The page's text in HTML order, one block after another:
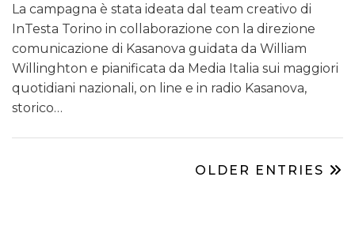
La campagna è stata ideata dal team creativo di
InTesta Torino in collaborazione con la direzione
comunicazione di Kasanova guidata da William
Willinghton e pianificata da Media Italia sui maggiori
quotidiani nazionali, on line e in radio Kasanova,
storico…
OLDER ENTRIES